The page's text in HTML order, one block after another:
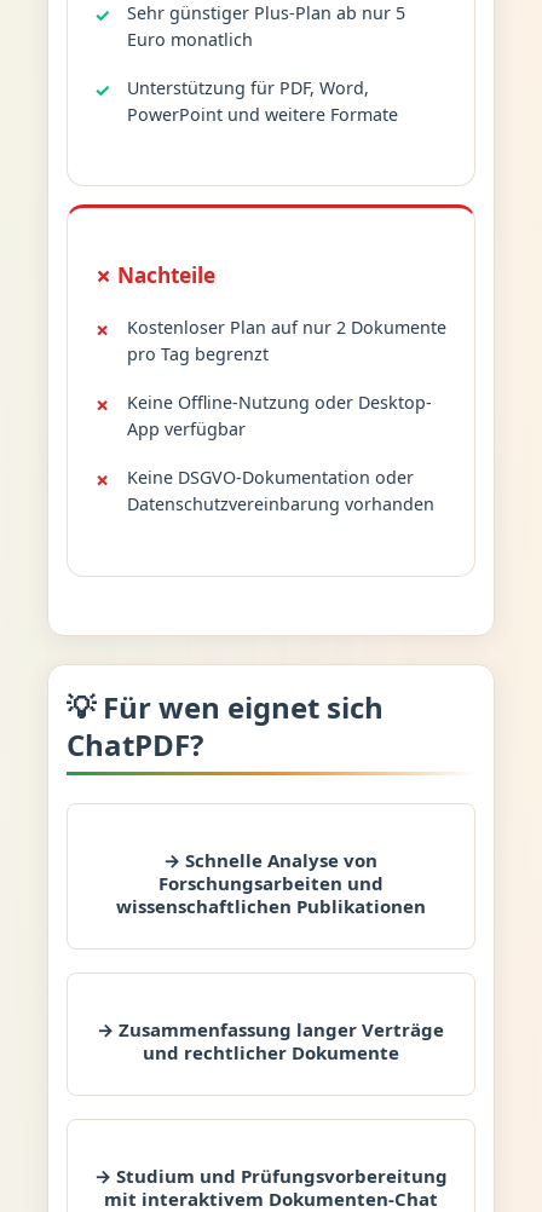
Sehr günstiger Plus-Plan ab nur 5
Euro monatlich
Unterstützung für PDF, Word,
PowerPoint und weitere Formate
✗ Nachteile
Kostenloser Plan auf nur 2 Dokumente
pro Tag begrenzt
Keine Offline-Nutzung oder Desktop-
App verfügbar
Keine DSGVO-Dokumentation oder
Datenschutzvereinbarung vorhanden
💡 Für wen eignet sich
ChatPDF?
→ Schnelle Analyse von
Forschungsarbeiten und
wissenschaftlichen Publikationen
→ Zusammenfassung langer Verträge
und rechtlicher Dokumente
→ Studium und Prüfungsvorbereitung
mit interaktivem Dokumenten-Chat